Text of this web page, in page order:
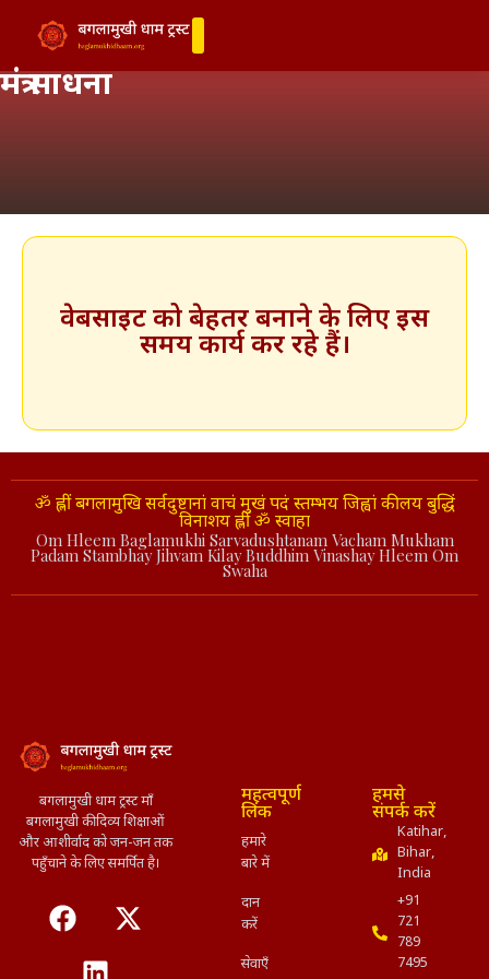
मंत्र साधना
वेबसाइट को बेहतर बनाने के लिए इस
समय कार्य कर रहे हैं।
ॐ ह्लीं बगलामुखि सर्वदुष्टानां वाचं मुखं पदं स्तम्भय जिह्वां कीलय बुद्धिं
विनाशय ह्लीं ॐ स्वाहा
Om Hleem Baglamukhi Sarvadushtanam Vacham Mukham
Padam Stambhay Jihvam Kilay Buddhim Vinashay Hleem Om
Swaha
बगलामुखी धाम ट्रस्ट माँ
बगलामुखी की दिव्य शिक्षाओं
और आशीर्वाद को जन-जन तक
पहुँचाने के लिए समर्पित है।
महत्वपूर्ण
लिंक
हमारे
बारे में
दान
करें
सेवाएँ
हमसे
संपर्क करें
Katihar,
Bihar,
India
+91
721
789
7495